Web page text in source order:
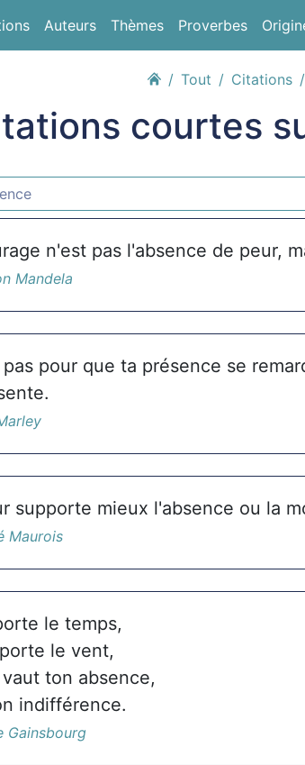
Auteurs Thèmes Proverbes
Tout Citations
courtes
n'est pas l'absence de peur,
Mandela
pour que ta présence se
supporte mieux l'absence ou la
Maurois
le temps,
le vent,
ton absence,
indifférence.
Gainsbourg